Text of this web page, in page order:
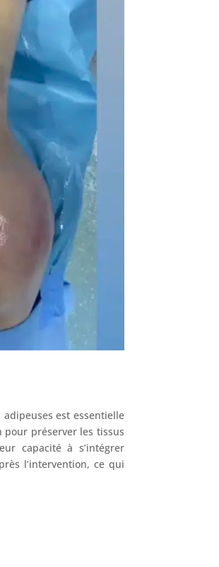
est essentielle
préserver les tissus
capacité à s’intégrer
l’intervention, ce qui